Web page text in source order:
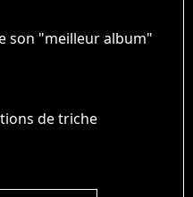
son "meilleur album"
de triche